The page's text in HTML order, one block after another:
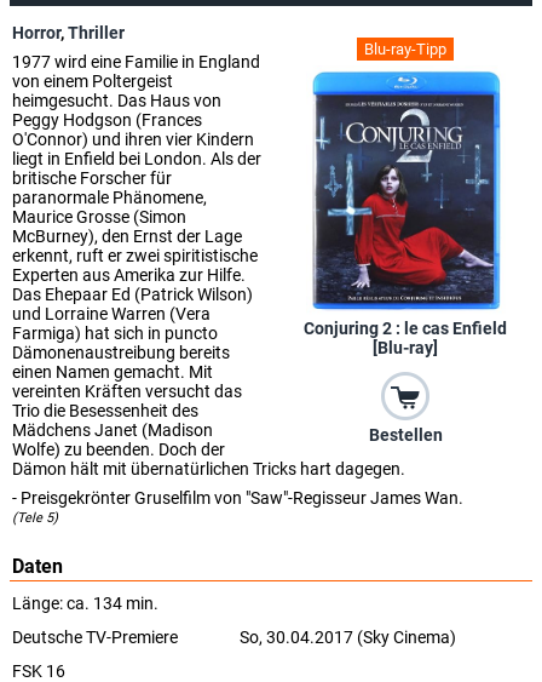
Blu-ray-Tipp
Conjuring 2 : le cas Enfield
[Blu-ray]
Bestellen
Horror,Thriller
1977 wird eine Familie in England
von einem Poltergeist
heimgesucht. Das Haus von
Peggy Hodgson (Frances
O'Connor) und ihren vier Kindern
liegt in Enfield bei London. Als der
britische Forscher für
paranormale Phänomene,
Maurice Grosse (Simon
McBurney), den Ernst der Lage
erkennt, ruft er zwei spiritistische
Experten aus Amerika zur Hilfe.
Das Ehepaar Ed (Patrick Wilson)
und Lorraine Warren (Vera
Farmiga) hat sich in puncto
Dämonenaustreibung bereits
einen Namen gemacht. Mit
vereinten Kräften versucht das
Trio die Besessenheit des
Mädchens Janet (Madison
Wolfe) zu beenden. Doch der
Dämon hält mit übernatürlichen Tricks hart dagegen.
- Preisgekrönter Gruselfilm von "Saw"-Regisseur James Wan.
(Tele 5)
Daten
Länge: ca. 134 min.
Deutsche TV-Premiere
So, 30.04.2017 (Sky Cinema)
FSK 16